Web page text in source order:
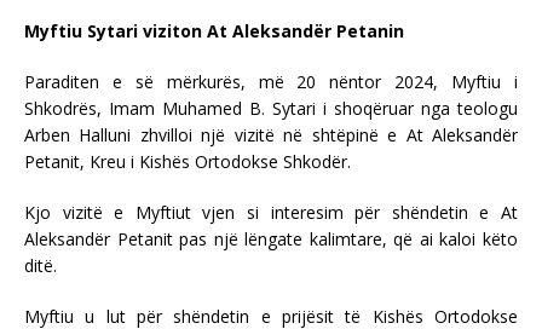
Myftiu Sytari viziton At Aleksandër Petanin
Paraditen e së mërkurës, më 20 nëntor 2024, Myftiu i
Shkodrës, Imam Muhamed B. Sytari i shoqëruar nga teologu
Arben Halluni zhvilloi një vizitë në shtëpinë e At Aleksandër
Petanit, Kreu i Kishës Ortodokse Shkodër.
Kjo vizitë e Myftiut vjen si interesim për shëndetin e At
Aleksandër Petanit pas një lëngate kalimtare, që ai kaloi këto
ditë.
Myftiu u lut për shëndetin e prijësit të Kishës Ortodokse